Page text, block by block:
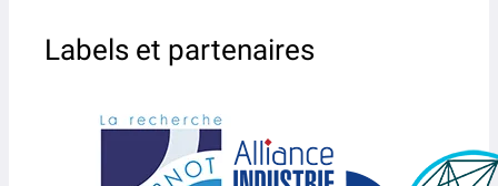
Labels et partenaires